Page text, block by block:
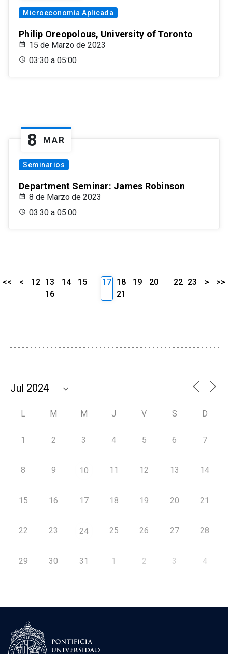
Microeconomía Aplicada
Philip Oreopolous, University of Toronto
15 de Marzo de 2023
03:30 a 05:00
8 MAR
Seminarios
Department Seminar: James Robinson
8 de Marzo de 2023
03:30 a 05:00
<< < 12 13 14
15
16
17 18 19
20
21
22 23 > >>
L M M J V S D
1 2 3 4 5 6 7
8 9 10 11 12 13 14
15 16 17 18 19 20 21
22 23 24 25 26 27 28
29 30 31 1 2 3 4